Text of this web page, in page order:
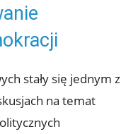
stały się⁤ jednym z
na temat